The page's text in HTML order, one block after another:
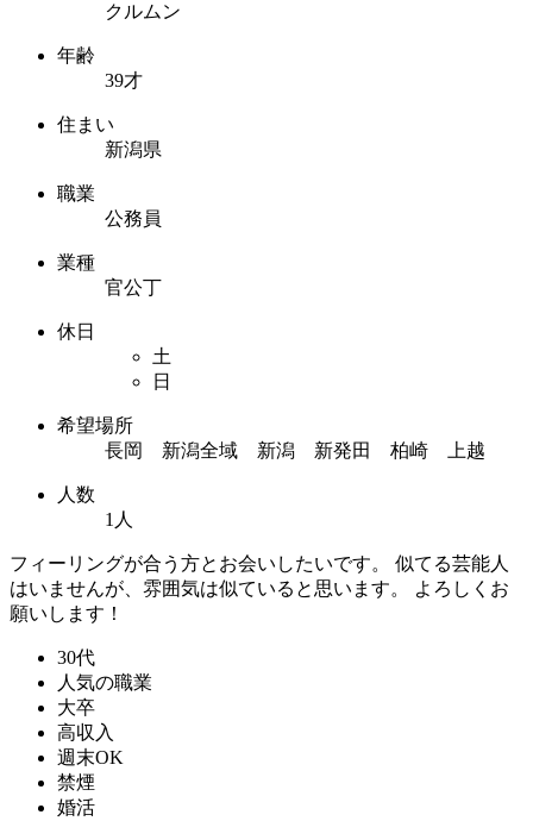
クルムン
年齢
39才
住まい
新潟県
職業
公務員
業種
官公丁
休日
土
日
希望場所
長岡 新潟全域 新潟 新発田 柏崎 上越
人数
1人
フィーリングが合う方とお会いしたいです。 似てる芸能人
はいませんが、雰囲気は似ていると思います。 よろしくお
願いします！
30代
人気の職業
大卒
高収入
週末OK
禁煙
婚活